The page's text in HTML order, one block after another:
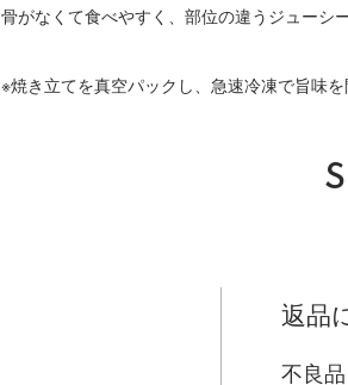
骨がなくて食べやすく、部位の違うジューシ
※焼き立てを真空パックし、急速冷凍で旨味を
返品
不良品